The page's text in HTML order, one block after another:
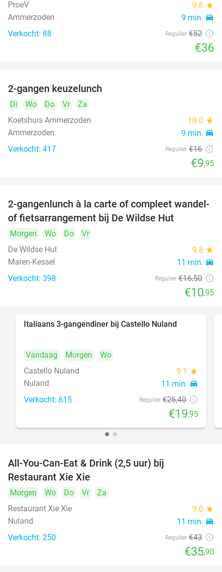
ProeV 9.8 star
Ammerzoden 9 min. directions_car
Verkocht: 88 Regulier €52
€36
2-gangen keuzelunch
Di Wo Do Vr
Za
Koetshuis Ammerzoden
10.0 star
Ammerzoden 9 min. directions_car
Verkocht: 417 Regulier €16
€9,95
34%
2-gangenlunch à la carte of compleet wandel-
of fietsarrangement bij De Wildse Hut
Morgen Wo Do
Vr
De Wildse Hut
9.8 star
Maren-Kessel 11 min. directions_car
Verkocht: 398 Regulier €16,50
€10,95
Italiaans 3-gangendiner bij Castello Nuland
Vandaag Morgen
Wo
Castello Nuland
9.1 star
Nuland 11 min. directions_car
Verkocht: 615 Regulier €26,40
€19,95
All-You-Can-Eat & Drink (2,5 uur) bij
Restaurant Xie Xie
Morgen Wo Do Vr
Za
Restaurant Xie Xie
9.0 star
Nuland 11 min. directions_car
Verkocht: 250 Regulier €43
€35,90